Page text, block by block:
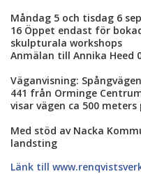
Måndag 5 och tisdag 6
16 Öppet endast för
skulpturala workshops
Anmälan till Annika Heed
Väganvisning:
441 från Orminge
visar vägen ca 500
Med stöd av Nacka
landsting
Länk till